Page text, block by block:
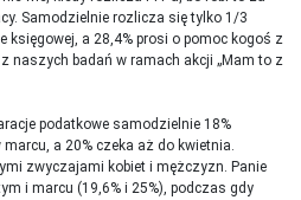
Samodzielnie rozlicza się tylko 1/3
księgowej, a 28,4% prosi o pomoc kogoś z
naszych badań w ramach akcji „Mam to z
podatkowe samodzielnie 18%
a 20% czeka aż do kwietnia.
zwyczajami kobiet i mężczyzn. Panie
i marcu (19,6% i 25%), podczas gdy